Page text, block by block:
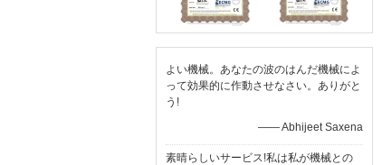
よい機械。あなたの波のはんだ機械によ
って効果的に作動させなさい。ありがと
う!
—— Abhijeet Saxena
素晴らしいサービス!私は私が機械との